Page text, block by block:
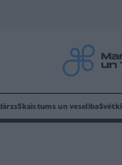
Skaistums un veselībaSvētki